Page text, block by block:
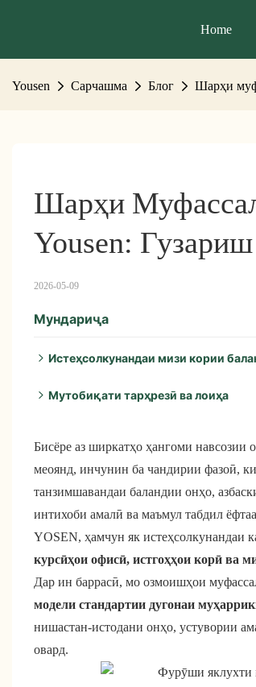
Home
Yousen Сарчашма Блог Шарҳи
Шарҳи
Yousen:
2026-05-09
Мундариҷа
Истеҳсолкунандаи мизи кории
Мутобиқати тарҳрезӣ ва лоиҳа
Бисёре аз ширкатҳо ҳангоми
меоянд, инчунин ба чандирии фазоӣ,
танзимшавандаи баландии онҳо,
интихоби амалӣ ва маъмул табдил
YOSEN, ҳамчун як истеҳсолкунандаи
курсӣҳои офисӣ, истгоҳҳои корӣ ва
Дар ин баррасӣ, мо озмоишҳои
модели стандартии дугонаи
нишастан-истодани онҳо, устувории
овард.